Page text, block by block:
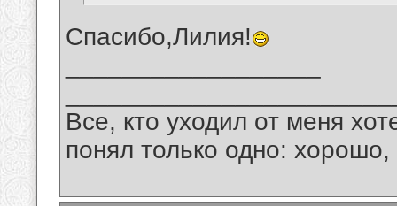
Спасибо,Лилия!
Все, кто уходил от меня
понял только одно: